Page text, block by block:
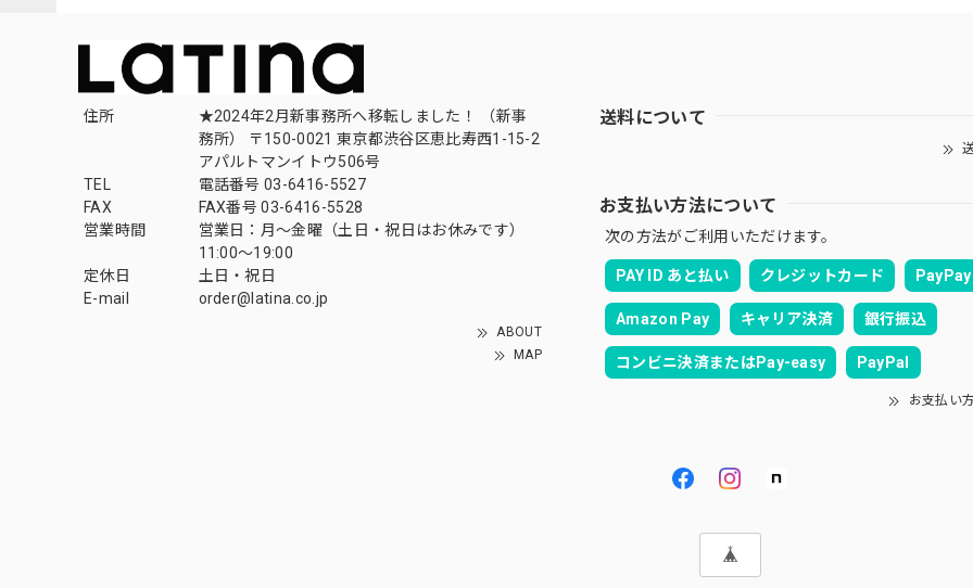
住所
★2024年2月新事務所へ移転しました！ （新事
務所） 〒150-0021 東京都渋谷区恵比寿西1-15-2
アパルトマンイトウ506号
TEL
電話番号 03-6416-5527
FAX
FAX番号 03-6416-5528
営業時間
営業日：月〜金曜（土日・祝日はお休みです）
11:00〜19:00
定休日
土日・祝日
E-mail
order@latina.co.jp
ABOUT
MAP
送料について
お支払い方法について
次の方法がご利用いただけます。
PAY ID あと払い クレジットカード PayPay
Amazon Pay キャリア決済 銀行振込
コンビニ決済またはPay-easy PayPal
お支払い